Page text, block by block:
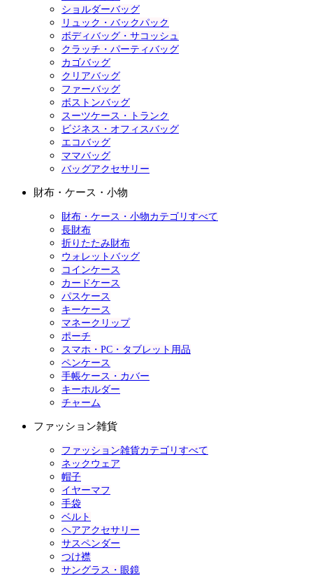
ショルダーバッグ
リュック・バックパック
ボディバッグ・サコッシュ
クラッチ・パーティバッグ
カゴバッグ
クリアバッグ
ファーバッグ
ボストンバッグ
スーツケース・トランク
ビジネス・オフィスバッグ
エコバッグ
ママバッグ
バッグアクセサリー
財布・ケース・小物
財布・ケース・小物カテゴリすべて
長財布
折りたたみ財布
ウォレットバッグ
コインケース
カードケース
パスケース
キーケース
マネークリップ
ポーチ
スマホ・PC・タブレット用品
ペンケース
手帳ケース・カバー
キーホルダー
チャーム
ファッション雑貨
ファッション雑貨カテゴリすべて
ネックウェア
帽子
イヤーマフ
手袋
ベルト
ヘアアクセサリー
サスペンダー
つけ襟
サングラス・眼鏡